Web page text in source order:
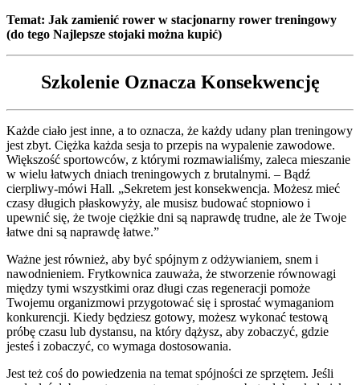
Temat: Jak zamienić rower w stacjonarny rower treningowy
(do tego Najlepsze stojaki można kupić)
Szkolenie Oznacza Konsekwencję
Każde ciało jest inne, a to oznacza, że każdy udany plan treningowy
jest zbyt. Ciężka każda sesja to przepis na wypalenie zawodowe.
Większość sportowców, z którymi rozmawialiśmy, zaleca mieszanie
w wielu łatwych dniach treningowych z brutalnymi. – Bądź
cierpliwy-mówi Hall. „Sekretem jest konsekwencja. Możesz mieć
czasy długich płaskowyży, ale musisz budować stopniowo i
upewnić się, że twoje ciężkie dni są naprawdę trudne, ale że Twoje
łatwe dni są naprawdę łatwe.”
Ważne jest również, aby być spójnym z odżywianiem, snem i
nawodnieniem. Frytkownica zauważa, że stworzenie równowagi
między tymi wszystkimi oraz długi czas regeneracji pomoże
Twojemu organizmowi przygotować się i sprostać wymaganiom
konkurencji. Kiedy będziesz gotowy, możesz wykonać testową
próbę czasu lub dystansu, na który dążysz, aby zobaczyć, gdzie
jesteś i zobaczyć, co wymaga dostosowania.
Jest też coś do powiedzenia na temat spójności ze sprzętem. Jeśli